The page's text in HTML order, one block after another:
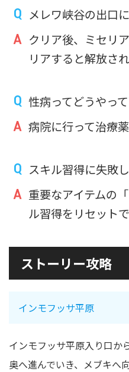
メレワ峡谷の出口
クリア後、ミセリ
リアすると解放さ
性病ってどうやっ
病院に行って治療
スキル習得に失敗
重要なアイテムの
ル習得をリセット
ストーリー攻略
インモフッサ平原
インモフッサ平原入り口か
奥へ進んでいき、メブキへ